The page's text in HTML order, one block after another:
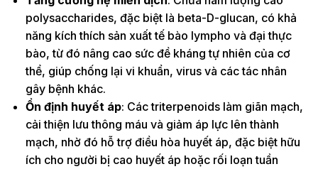
polysaccharides, đặc biệt là beta-D-glucan, có khả
năng kích thích sản xuất tế bào lympho và đại thực
bào, từ đó nâng cao sức đề kháng tự nhiên của cơ
thể, giúp chống lại vi khuẩn, virus và các tác nhân
gây bệnh khác.
Ổn định huyết áp: Các triterpenoids làm giãn mạch,
cải thiện lưu thông máu và giảm áp lực lên thành
mạch, nhờ đó hỗ trợ điều hòa huyết áp, đặc biệt hữu
ích cho người bị cao huyết áp hoặc rối loạn tuần